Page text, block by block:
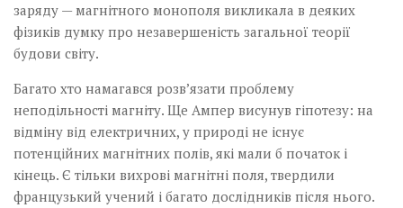
заряду — магнітного монополя викликала в деяких
фізиків думку про незавершеність загальної теорії
будови світу.
Багато хто намагався роз­в’язати проблему
неподільності магніту. Ще Ампер висунув гіпотезу: на
відміну від електричних, у природі не існує
потенційних магнітних полів, які мали б початок і
кінець. Є тільки вихрові магнітні поля, твердили
французький учений і багато дослідників після нього.